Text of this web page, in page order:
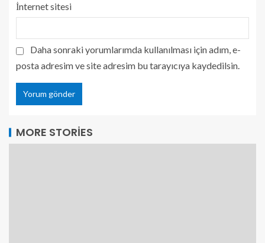
İnternet sitesi
Daha sonraki yorumlarımda kullanılması için adım, e-
posta adresim ve site adresim bu tarayıcıya kaydedilsin.
MORE STORIES